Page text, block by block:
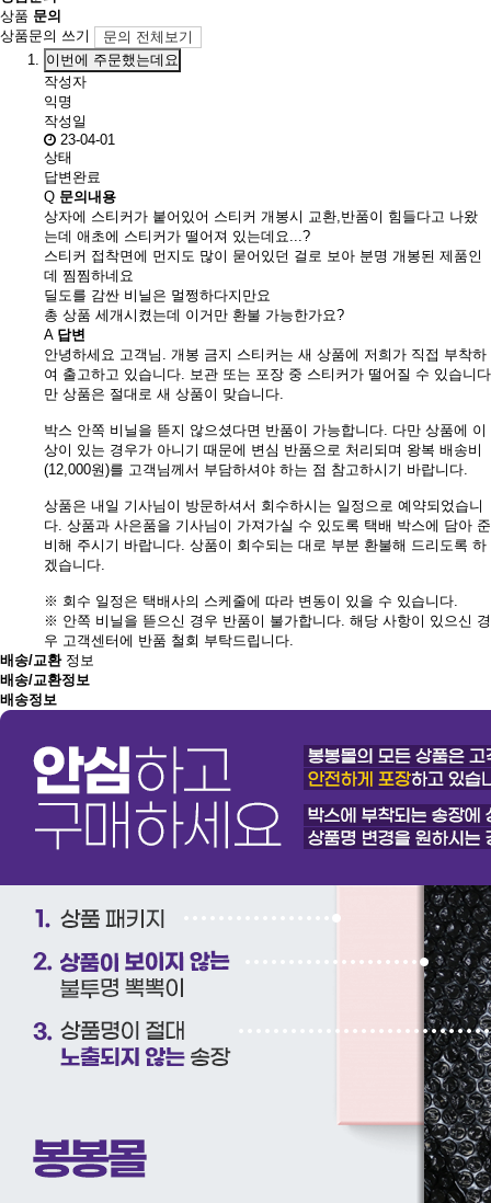
상품 문의
상품문의 쓰기
문의 전체보기
이번에 주문했는데요
작성자
익명
작성일
23-04-01
상태
답변완료
Q 문의내용
상자에 스티커가 붙어있어 스티커 개봉시 교환,반품이 힘들다고 나왔
는데 애초에 스티커가 떨어져 있는데요...?
스티커 접착면에 먼지도 많이 묻어있던 걸로 보아 분명 개봉된 제품인
데 찜찜하네요
딜도를 감싼 비닐은 멀쩡하다지만요
총 상품 세개시켰는데 이거만 환불 가능한가요?
A 답변
안녕하세요 고객님. 개봉 금지 스티커는 새 상품에 저희가 직접 부착하
여 출고하고 있습니다. 보관 또는 포장 중 스티커가 떨어질 수 있습니다
만 상품은 절대로 새 상품이 맞습니다.
박스 안쪽 비닐을 뜯지 않으셨다면 반품이 가능합니다. 다만 상품에 이
상이 있는 경우가 아니기 때문에 변심 반품으로 처리되며 왕복 배송비
(12,000원)를 고객님께서 부담하셔야 하는 점 참고하시기 바랍니다.
상품은 내일 기사님이 방문하셔서 회수하시는 일정으로 예약되었습니
다. 상품과 사은품을 기사님이 가져가실 수 있도록 택배 박스에 담아 준
비해 주시기 바랍니다. 상품이 회수되는 대로 부분 환불해 드리도록 하
겠습니다.
※ 회수 일정은 택배사의 스케줄에 따라 변동이 있을 수 있습니다.
※ 안쪽 비닐을 뜯으신 경우 반품이 불가합니다. 해당 사항이 있으신 경
우 고객센터에 반품 철회 부탁드립니다.
배송/교환정보
배송/교환정보
배송정보